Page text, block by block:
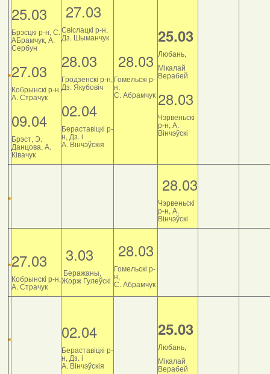
25.03
Брэсцкі р-н, С.
АБрамчук, А.
Сербун
27.03
Кобрынскі р-н,
А. Страчук
09.04
Брэст, Э.
Данцова, А.
Ківачук
27.03
Свіслацкі р-н,
Дз. Шыманчук
28.03
Гродзенскі р-н,
Дз. Якубовіч
02.04
Бераставіцкі р-
н, Дз. і
А. Вінчэўскія
28.03
Гомельскі р-
н,
С. Абрамчук
25.03
Любань,
Мікалай
Верабей
28.03
Чэрвеньскі
р-н, А.
Вінчэўскі
28.03
Чэрвеньскі
р-н, А.
Вінчэўскі
27.03
Кобрынскі р-н,
А. Страчук
3.03
Беражаны,
Жорж Гулеўскі
28.03
Гомельскі р-
н,
С. Абрамчук
02.04
Бераставіцкі р-
н, Дз. і
А. Вінчэўскія
25.03
Любань,
Мікалай
Верабей